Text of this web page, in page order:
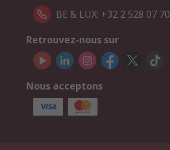
BE & LUX: +32 2 528 07 70
Retrouvez-nous sur
Nous acceptons